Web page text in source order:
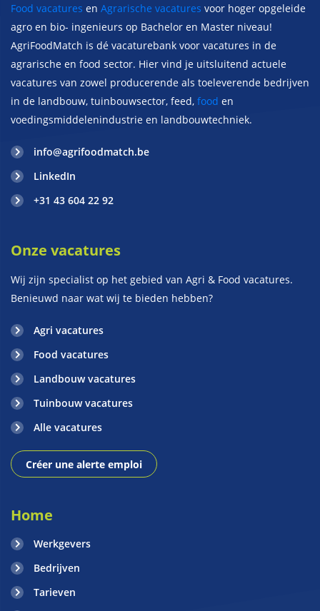
Food vacatures en Agrarische vacatures voor hoger opgeleide
agro en bio- ingenieurs op Bachelor en Master niveau!
AgriFoodMatch is dé vacaturebank voor vacatures in de
agrarische en food sector. Hier vind je uitsluitend actuele
vacatures van zowel producerende als toeleverende bedrijven
in de landbouw, tuinbouwsector, feed, food en
voedingsmiddelenindustrie en landbouwtechniek.
info@agrifoodmatch.be
LinkedIn
+31 43 604 22 92
Onze vacatures
Wij zijn specialist op het gebied van Agri & Food vacatures.
Benieuwd naar wat wij te bieden hebben?
Agri vacatures
Food vacatures
Landbouw vacatures
Tuinbouw vacatures
Alle vacatures
Créer une alerte emploi
Home
Werkgevers
Bedrijven
Tarieven